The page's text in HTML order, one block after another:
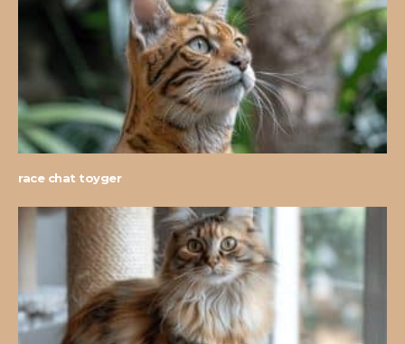
race chat toyger